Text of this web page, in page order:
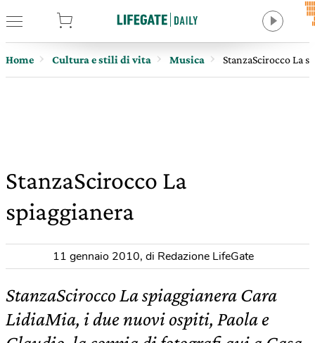
Home Cultura e stili di vita Musica StanzaScirocco La
StanzaScirocco La
spiaggianera
11 gennaio 2010, di Redazione LifeGate
StanzaScirocco La spiaggianera Cara
LidiaMia, i due nuovi ospiti, Paola e